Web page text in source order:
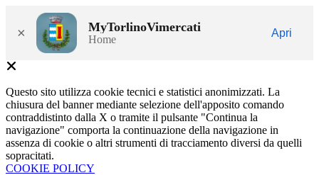
× MyTorlinoVimercati
Home
Apri
Questo sito utilizza cookie tecnici e statistici anonimizzati. La
chiusura del banner mediante selezione dell'apposito comando
contraddistinto dalla X o tramite il pulsante "Continua la
navigazione" comporta la continuazione della navigazione in
assenza di cookie o altri strumenti di tracciamento diversi da quelli
sopracitati.
COOKIE POLICY